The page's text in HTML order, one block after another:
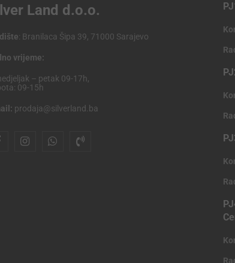
Land d.o.o.
: Branilaca Šipa 39, 71000 Sarajevo
vrijeme:
– petak 09-17h,
09-15h
prodaja@silverland.ba